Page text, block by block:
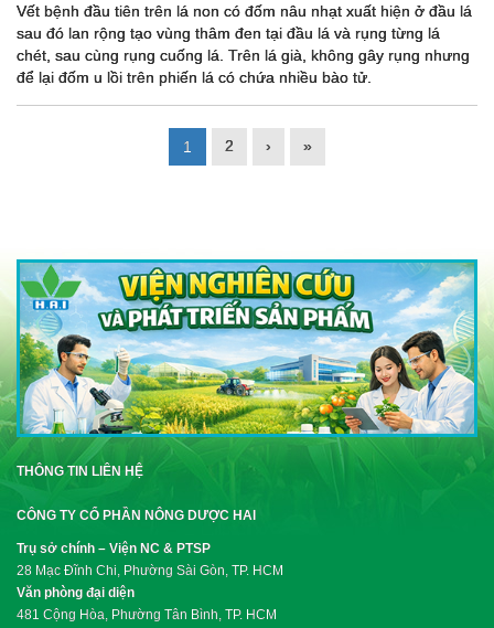
Vết bệnh đầu tiên trên lá non có đốm nâu nhạt xuất hiện ở đầu lá
sau đó lan rộng tạo vùng thâm đen tại đầu lá và rụng từng lá
chét, sau cùng rụng cuống lá. Trên lá già, không gây rụng nhưng
để lại đốm u lồi trên phiến lá có chứa nhiều bào tử.
1 2 › »
THÔNG TIN LIÊN HỆ
CÔNG TY CỔ PHẦN NÔNG DƯỢC HAI
Trụ sở chính – Viện NC & PTSP
28 Mạc Đĩnh Chi, Phường Sài Gòn, TP. HCM
Văn phòng đại diện
481 Cộng Hòa, Phường Tân Bình, TP. HCM